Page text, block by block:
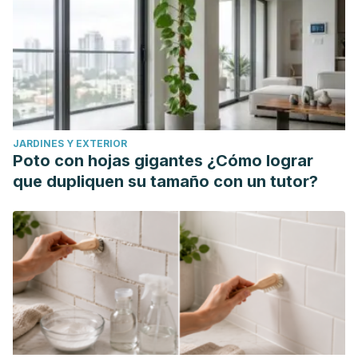
JARDINES Y EXTERIOR
Poto con hojas gigantes ¿Cómo lograr
que dupliquen su tamaño con un tutor?